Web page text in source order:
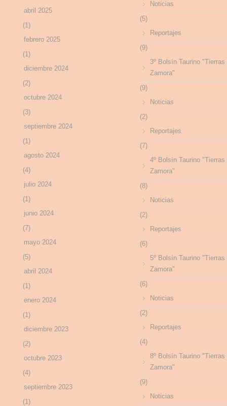
abril 2025
(1)
febrero 2025
(1)
diciembre 2024
(2)
octubre 2024
(3)
septiembre 2024
(1)
agosto 2024
(4)
julio 2024
(1)
junio 2024
(7)
mayo 2024
(5)
abril 2024
(1)
enero 2024
(1)
diciembre 2023
(2)
octubre 2023
(4)
septiembre 2023
(1)
Noticias
(5)
Reportajes
(9)
3º Bolsín Taurino "Tierras
Zamora"
(9)
Noticias
(2)
Reportajes
(7)
4º Bolsín Taurino "Tierras
Zamora"
(8)
Noticias
(2)
Reportajes
(6)
5º Bolsín Taurino "Tierras
Zamora"
(6)
Noticias
(2)
Reportajes
(4)
8º Bolsín Taurino "Tierras
Zamora"
(9)
Noticias